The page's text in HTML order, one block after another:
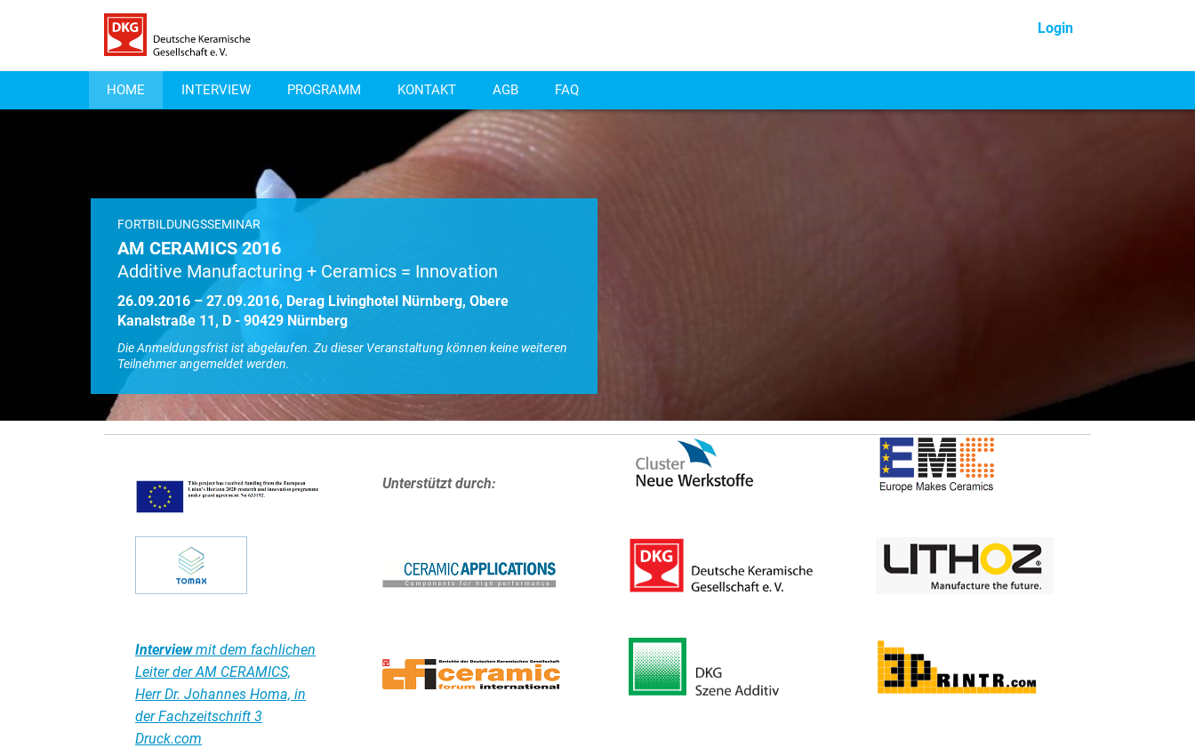
Login
HOME INTERVIEW PROGRAMM KONTAKT AGB FAQ
FORTBILDUNGSSEMINAR
AM CERAMICS 2016
Additive Manufacturing + Ceramics = Innovation
26.09.2016 – 27.09.2016, Derag Livinghotel Nürnberg, Obere
Kanalstraße 11, D - 90429 Nürnberg
Die Anmeldungsfrist ist abgelaufen. Zu dieser Veranstaltung können keine weiteren
Teilnehmer angemeldet werden.
Interviewmit dem fachlichen
Leiter der AM CERAMICS,
Herr Dr. Johannes Homa, in
der Fachzeitschrift 3
Druck.com
Unterstützt durch: